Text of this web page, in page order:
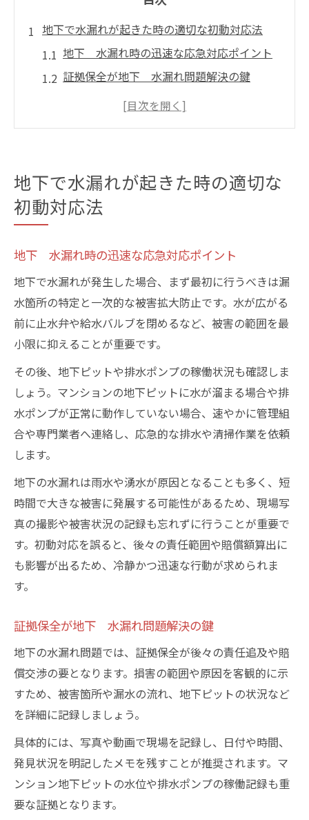
地下で水漏れが起きた時の適切な初動対応法
地下 水漏れ時の迅速な応急対応ポイント
証拠保全が地下 水漏れ問題解決の鍵
管理規約を活用した地下 水漏れの初期判
地下 水漏れ発生時に保険適用を検討する
流れ
地下 水漏れを防ぐピット湧水対策の基本
マンション地下ピットの雨水侵入リスクと
対処法
地下ピット 水が溜まる現象の原因と対応
策
地下 水漏れを抑える排水ポンプの選び方
地下ピット清掃で地下 水漏れを未然に防
ぐ方法
地下水漏れが発生した場合の責任所在を徹底解
説
地下 水漏れ発生時の責任分担の考え方と
は
管理組合と所有者の地下 水漏れ責任範囲
を整理
地下 水漏れの原因調査で責任を明確にす
在
地下 水漏れ時の賠償請求範囲と注意点
排水ポンプ不調による地下ピット水溜まりのリ
スクと対応
地下 水漏れを招く排水ポンプ不調の兆候
とは
地下ピットに水が溜まる場合の緊急対応法
排水ポンプの定期点検が地下 水漏れ防止
に有効
地下で水漏れが起きた時の適切な
初動対応法
地下 水漏れ時の迅速な応急対応ポイント
地下で水漏れが発生した場合、まず最初に行うべきは漏
水箇所の特定と一次的な被害拡大防止です。水が広がる
前に止水弁や給水バルブを閉めるなど、被害の範囲を最
小限に抑えることが重要です。
その後、地下ピットや排水ポンプの稼働状況も確認しま
しょう。マンションの地下ピットに水が溜まる場合や排
水ポンプが正常に動作していない場合、速やかに管理組
合や専門業者へ連絡し、応急的な排水や清掃作業を依頼
します。
地下の水漏れは雨水や湧水が原因となることも多く、短
時間で大きな被害に発展する可能性があるため、現場写
真の撮影や被害状況の記録も忘れずに行うことが重要で
す。初動対応を誤ると、後々の責任範囲や賠償額算出に
も影響が出るため、冷静かつ迅速な行動が求められま
す。
証拠保全が地下 水漏れ問題解決の鍵
地下の水漏れ問題では、証拠保全が後々の責任追及や賠
償交渉の要となります。損害の範囲や原因を客観的に示
すため、被害箇所や漏水の流れ、地下ピットの状況など
を詳細に記録しましょう。
具体的には、写真や動画で現場を記録し、日付や時間、
発見状況を明記したメモを残すことが推奨されます。マ
ンション地下ピットの水位や排水ポンプの稼働記録も重
要な証拠となります。